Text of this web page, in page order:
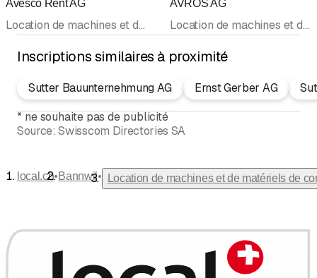
Avesco Rent AG
Location de machines et de matériels de construction
AVROS AG
Location de machines et de matériels de construction
Inscriptions similaires à proximité
Sutter Bauunternehmung AG Ernst Gerber AG
* ne souhaite pas de publicité
Source: Swisscom Directories SA
local.ch•Bannwil• Location de machines et de matériels de